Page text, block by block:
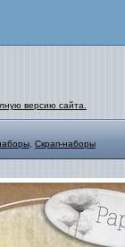
версию сайта.
Скрап-наборы